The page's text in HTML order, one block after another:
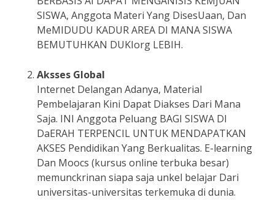
SISWA, Anggota Materi Yang DisesUaan, Dan
MeMIDUDU KADUR AREA DI MANA SISWA
BEMUTUHKAN DUKIorg LEBIH.
Aksses Global
Internet Delangan Adanya, Material
Pembelajaran Kini Dapat Diakses Dari Mana
Saja. INI Anggota Peluang BAGI SISWA DI
DaERAH TERPENCIL UNTUK MENDAPATKAN
AKSES Pendidikan Yang Berkualitas. E-learning
Dan Moocs (kursus online terbuka besar)
memunckrinan siapa saja unkel belajar Dari
universitas-universitas terkemuka di dunia.